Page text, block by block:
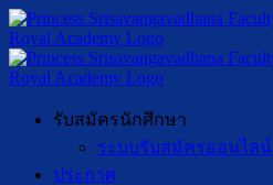
รับสมัครนักศึกษา
ระบบรับสมัครออนไลน์
ประกาศ